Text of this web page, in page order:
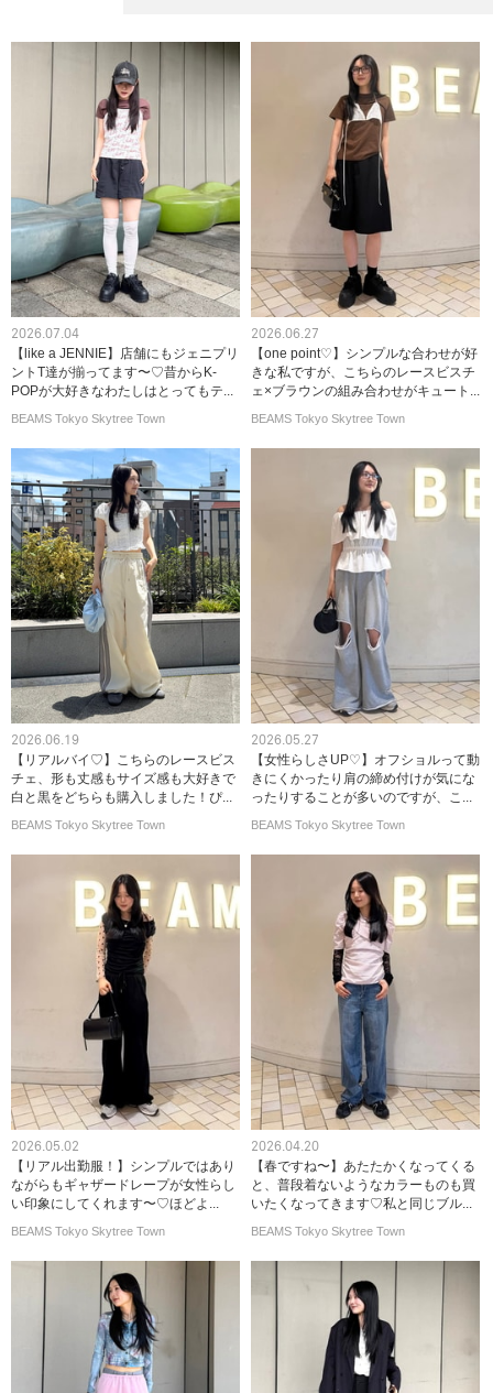
2026.07.04
【like a JENNIE】店舗にもジェニプリ
ントT達が揃ってます〜♡昔からK-
POPが大好きなわたしはとってもテ...
BEAMS Tokyo Skytree Town
2026.06.27
【one point♡】シンプルな合わせが好
きな私ですが、こちらのレースビスチ
ェ×ブラウンの組み合わせがキュート...
BEAMS Tokyo Skytree Town
2026.06.19
【リアルバイ♡】こちらのレースビス
チェ、形も丈感もサイズ感も大好きで
白と黒をどちらも購入しました！ぴ...
BEAMS Tokyo Skytree Town
2026.05.27
【女性らしさUP♡】オフショルって動
きにくかったり肩の締め付けが気にな
ったりすることが多いのですが、こ...
BEAMS Tokyo Skytree Town
2026.05.02
【リアル出勤服！】シンプルではあり
ながらもギャザードレープが女性らし
い印象にしてくれます〜♡ほどよ...
BEAMS Tokyo Skytree Town
2026.04.20
【春ですね〜】あたたかくなってくる
と、普段着ないようなカラーものも買
いたくなってきます♡私と同じブル...
BEAMS Tokyo Skytree Town